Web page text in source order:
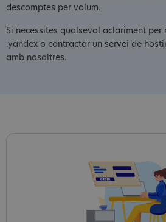
descomptes per volum.
Si necessites qualsevol aclariment per
.yandex o contractar un servei de
amb nosaltres.